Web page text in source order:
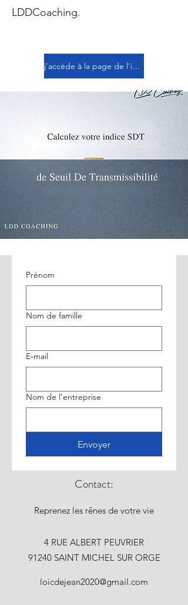
LDDCoaching.
j'accède à la page de l'indice SDT et je réalise mon évaluation
Prénom
Nom de famille
E‑mail
Nom de l'entreprise
Envoyer
Contact:
Reprenez les rênes de votre vie
4 RUE ALBERT PEUVRIER
91240 SAINT MICHEL SUR ORGE
loicdejean2020@gmail.com